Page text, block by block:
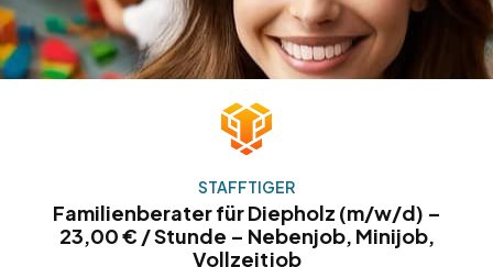
STAFFTIGER
Familienberater für Diepholz (m/w/d) –
23,00 € / Stunde – Nebenjob, Minijob,
Vollzeitjob